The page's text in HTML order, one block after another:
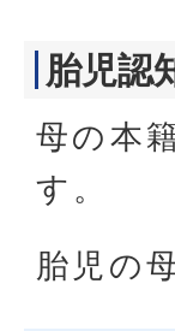
胎児認
母の本
す。
胎児の